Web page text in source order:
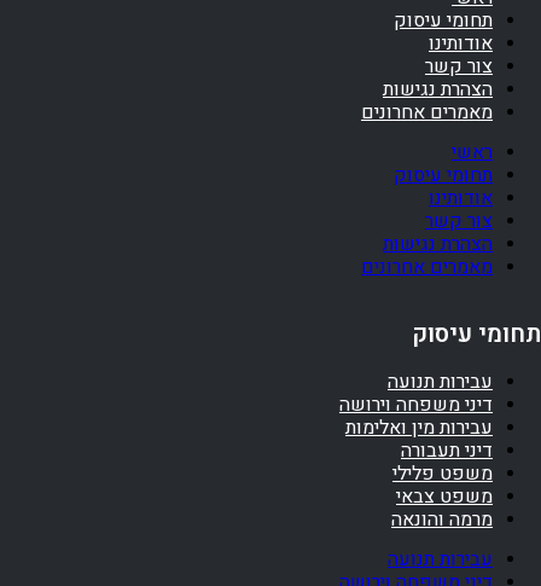
תחומי עיסוק
אודותינו
צור קשר
הצהרת נגישות
מאמרים אחרונים
ראשי
תחומי עיסוק
אודותינו
צור קשר
הצהרת נגישות
מאמרים אחרונים
תחומי עיסוק
עבירות תנועה
דיני משפחה וירושה
עבירות מין ואלימות
דיני תעבורה
משפט פלילי
משפט צבאי
מרמה והונאה
עבירות תנועה